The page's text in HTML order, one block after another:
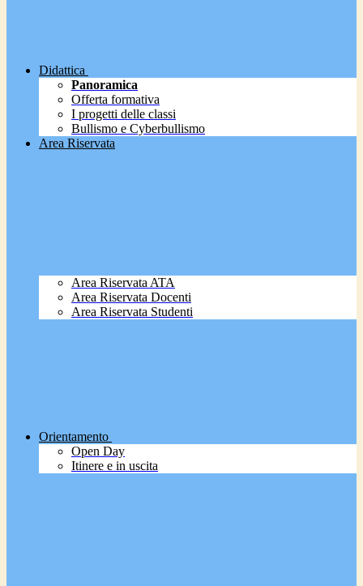
Didattica
Panoramica
Offerta formativa
I progetti delle classi
Bullismo e Cyberbullismo
Area Riservata
Area Riservata ATA
Area Riservata Docenti
Area Riservata Studenti
Orientamento
Open Day
Itinere e in uscita